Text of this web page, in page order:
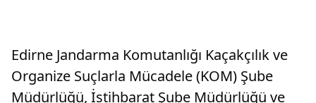
Edirne Jandarma Komutanlığı Kaçakçılık ve
Organize Suçlarla Mücadele (KOM) Şube
Müdürlüğü, İstihbarat Şube Müdürlüğü ve